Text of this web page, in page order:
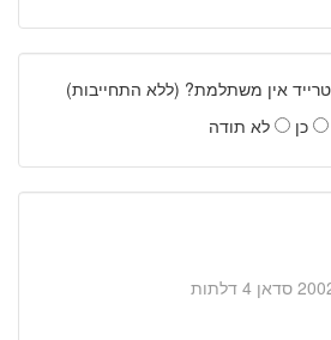
אין משתלמת? (ללא התחייבות)
כן
לא תודה